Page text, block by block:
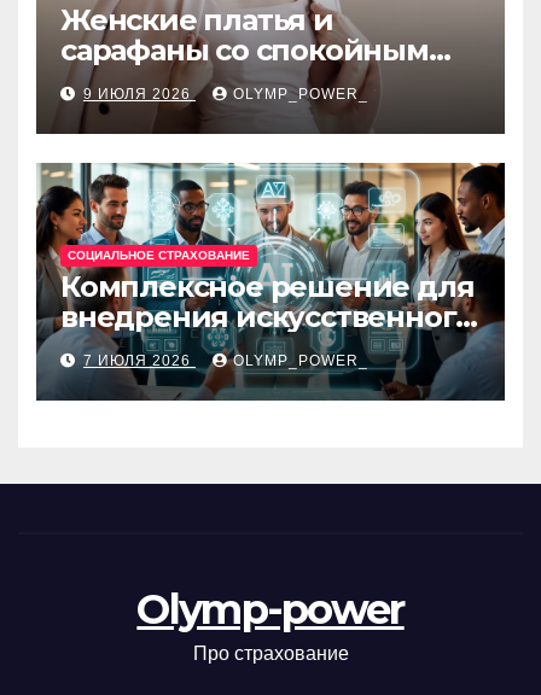
Женские платья и
сарафаны со спокойным
силуэтом, комфортной
посадкой и размерами 42–
48
9 ИЮЛЯ 2026 OLYMP_POWER_
СОЦИАЛЬНОЕ СТРАХОВАНИЕ
Комплексное решение для
внедрения искусственного
интеллекта в бизнес-
процессы
7 ИЮЛЯ 2026 OLYMP_POWER_
Olymp-power
Про страхование